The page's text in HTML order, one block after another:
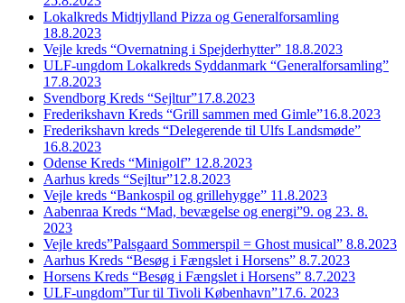
Lokalkreds Midtjylland Pizza og Generalforsamling
18.8.2023
Vejle kreds “Overnatning i Spejderhytter” 18.8.2023
ULF-ungdom Lokalkreds Syddanmark “Generalforsamling”
17.8.2023
Svendborg Kreds “Sejltur”17.8.2023
Frederikshavn Kreds “Grill sammen med Gimle”16.8.2023
Frederikshavn kreds “Delegerende til Ulfs Landsmøde”
16.8.2023
Odense Kreds “Minigolf” 12.8.2023
Aarhus kreds “Sejltur”12.8.2023
Vejle kreds “Bankospil og grillehygge” 11.8.2023
Aabenraa Kreds “Mad, bevægelse og energi”9. og 23. 8.
2023
Vejle kreds”Palsgaard Sommerspil = Ghost musical” 8.8.2023
Aarhus Kreds “Besøg i Fængslet i Horsens” 8.7.2023
Horsens Kreds “Besøg i Fængslet i Horsens” 8.7.2023
ULF-ungdom”Tur til Tivoli København”17.6. 2023